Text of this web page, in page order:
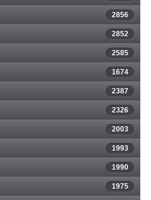
2856
2852
2585
1674
2387
2326
2003
1993
1990
1975